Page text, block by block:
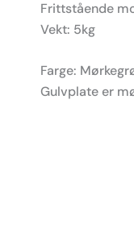
Frittstående
Vekt: 5kg
Farge:
Gulvplate er